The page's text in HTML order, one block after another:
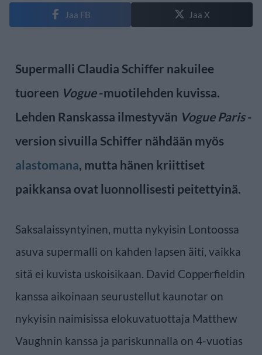
Jaa FB Jaa X
Supermalli Claudia Schiffer nakuilee
tuoreen Vogue-muotilehden kuvissa.
Lehden Ranskassa ilmestyvän Vogue Paris-
version sivuilla Schiffer nähdään myös
alastomana, mutta hänen kriittiset
paikkansa ovat luonnollisesti peitettyinä.
Saksalaissyntyinen, mutta nykyisin Lontoossa
asuva supermalli on kahden lapsen äiti, vaikka
sitä ei kuvista uskoisikaan. David Copperfieldin
kanssa aikoinaan seurustellut kaunotar on
nykyisin naimisissa elokuvatuottaja Matthew
Vaughnin kanssa ja pariskunnalla on 4-vuotias